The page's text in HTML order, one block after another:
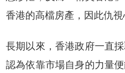
香港的高檔房產，因此仇視
長期以來，香港政府一直
認為依靠市場自身的力量